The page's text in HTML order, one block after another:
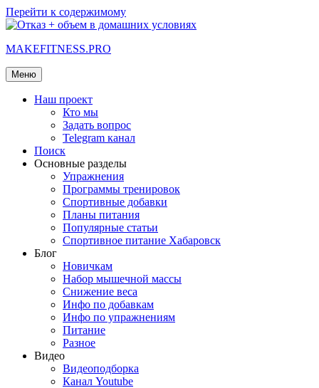
Перейти к содержимому
MAKEFITNESS.PRO
Меню
Наш проект
Кто мы
Задать вопрос
Telegram канал
Поиск
Основные разделы
Упражнения
Программы тренировок
Спортивные добавки
Планы питания
Популярные статьи
Спортивное питание Хабаровск
Блог
Новичкам
Набор мышечной массы
Снижение веса
Инфо по добавкам
Инфо по упражнениям
Питание
Разное
Видео
Видеоподборка
Канал Youtube